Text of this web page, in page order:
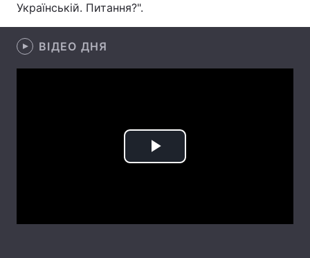
Екологія
Лонгріди
Українській. Питання?".
ВІДЕО ДНЯ
Play